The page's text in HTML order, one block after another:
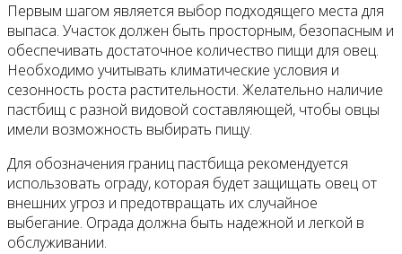
Первым шагом является выбор подходящего места для
выпаса. Участок должен быть просторным, безопасным и
обеспечивать достаточное количество пищи для овец.
Необходимо учитывать климатические условия и
сезонность роста растительности. Желательно наличие
пастбищ с разной видовой составляющей, чтобы овцы
имели возможность выбирать пищу.
Для обозначения границ пастбища рекомендуется
использовать ограду, которая будет защищать овец от
внешних угроз и предотвращать их случайное
выбегание. Ограда должна быть надежной и легкой в
обслуживании.